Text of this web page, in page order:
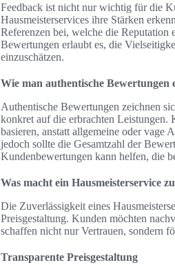
Feedback ist nicht nur wichtig für die
Hausmeisterservices ihre Stärken
Referenzen bei, welche die Reputation
Bewertungen erlaubt es, die
einzuschätzen.
Wie man authentische Bewertungen
Authentische Bewertungen zeichnen
konkret auf die erbrachten Leistungen.
basieren, anstatt allgemeine oder vage
jedoch sollte die Gesamtzahl der
Kundenbewertungen kann helfen, die
Was macht ein Hausmeisterservice
Die Zuverlässigkeit eines
Preisgestaltung. Kunden möchten
schaffen nicht nur Vertrauen, sondern
Transparente Preisgestaltung